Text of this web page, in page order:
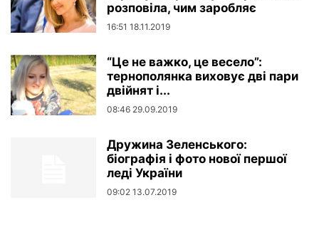
розповіла, чим заробляє
16:51 18.11.2019
“Це не важко, це весело”:
тернополянка виховує дві пари
двійнят і...
08:46 29.09.2019
Дружина Зеленського:
біографія і фото нової першої
леді України
09:02 13.07.2019